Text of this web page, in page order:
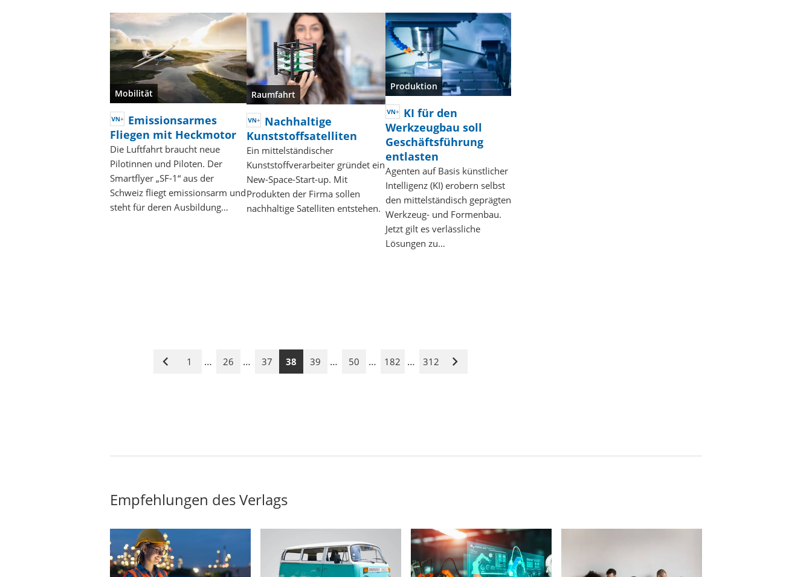
Mobilität
Emissionsarmes
Fliegen mit Heckmotor
Die Luftfahrt braucht neue
Pilotinnen und Piloten. Der
Smartflyer „SF-1“ aus der
Schweiz fliegt emissionsarm und
steht für deren Ausbildung…
Raumfahrt
Nachhaltige
Kunststoffsatelliten
Ein mittelständischer
Kunststoffverarbeiter gründet ein
New-Space-Start-up. Mit
Produkten der Firma sollen
nachhaltige Satelliten entstehen.
Produktion
KI für den
Werkzeugbau soll
Geschäftsführung
entlasten
Agenten auf Basis künstlicher
Intelligenz (KI) erobern selbst
den mittelständisch geprägten
Werkzeug- und Formenbau.
Jetzt gilt es verlässliche
Lösungen zu…
Vorige
1 … 26 … 37 38 39 … 50 … 182 … 312
Nächste
Empfehlungen des Verlags